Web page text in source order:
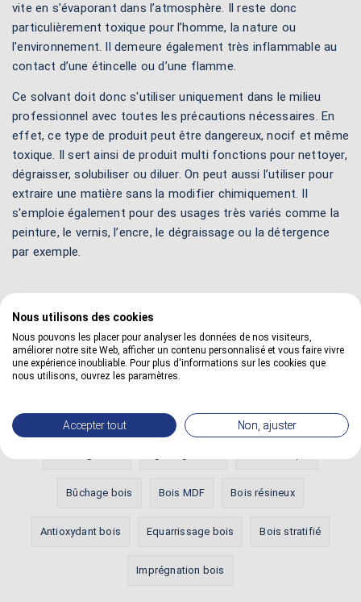
vite en s'évaporant dans l’atmosphère. Il reste donc
particulièrement toxique pour l’homme, la nature ou
l'environnement. Il demeure également très inflammable au
contact d’une étincelle ou d’une flamme.
Ce solvant doit donc s'utiliser uniquement dans le milieu
professionnel avec toutes les précautions nécessaires. En
effet, ce type de produit peut être dangereux, nocif et même
toxique. Il sert ainsi de produit multi fonctions pour nettoyer,
dégraisser, solubiliser ou diluer. On peut aussi l’utiliser pour
extraire une matière sans la modifier chimiquement. Il
s'emploie également pour des usages très variés comme la
peinture, le vernis, l’encre, le dégraissage ou la détergence
par exemple.
Définitions les plus vues
Bois HDF Aubier bois Diluant cellulosique
Bûchage bois Bois MDF Bois résineux
Antioxydant bois Equarrissage bois Bois stratifié
Imprégnation bois
Nous utilisons des cookies
Nous pouvons les placer pour analyser les données de nos visiteurs,
améliorer notre site Web, afficher un contenu personnalisé et vous faire vivre
une expérience inoubliable. Pour plus d'informations sur les cookies que
nous utilisons, ouvrez les paramètres.
Accepter tout Non, ajuster